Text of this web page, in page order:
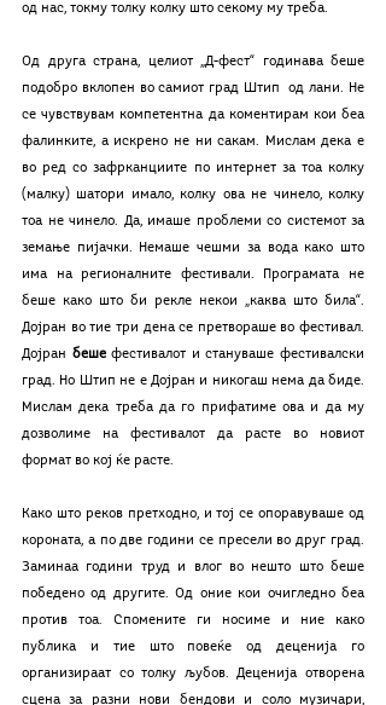
од нас, токму толку колку што секому му треба.
Од друга страна, целиот „Д-фест“ годинава беше
подобро вклопен во самиот град Штип  од лани. Не
се чувствувам компетентна да коментирам кои беа
фалинките, а искрено не ни сакам. Мислам дека е
во ред со зафрканциите по интернет за тоа колку
(малку) шатори имало, колку ова не чинело, колку
тоа не чинело. Да, имаше проблеми со системот за
земање пијачки. Немаше чешми за вода како што
има на регионалните фестивали. Програмата не
беше како што би рекле некои „каква што била“.
Дојран во тие три дена се претвораше во фестивал.
Дојран беше фестивалот и стануваше фестивалски
град. Но Штип не е Дојран и никогаш нема да биде.
Мислам дека треба да го прифатиме ова и да му
дозволиме на фестивалот да расте во новиот
формат во кој ќе расте.
Како што реков претходно, и тој се опоравуваше од
короната, а по две години се пресели во друг град.
Заминаа години труд и влог во нешто што беше
победено од другите. Од оние кои очигледно беа
против тоа. Спомените ги носиме и ние како
публика и тие што повеќе од деценија го
организираат со толку љубов. Деценија отворена
сцена за разни нови бендови и соло музичари,